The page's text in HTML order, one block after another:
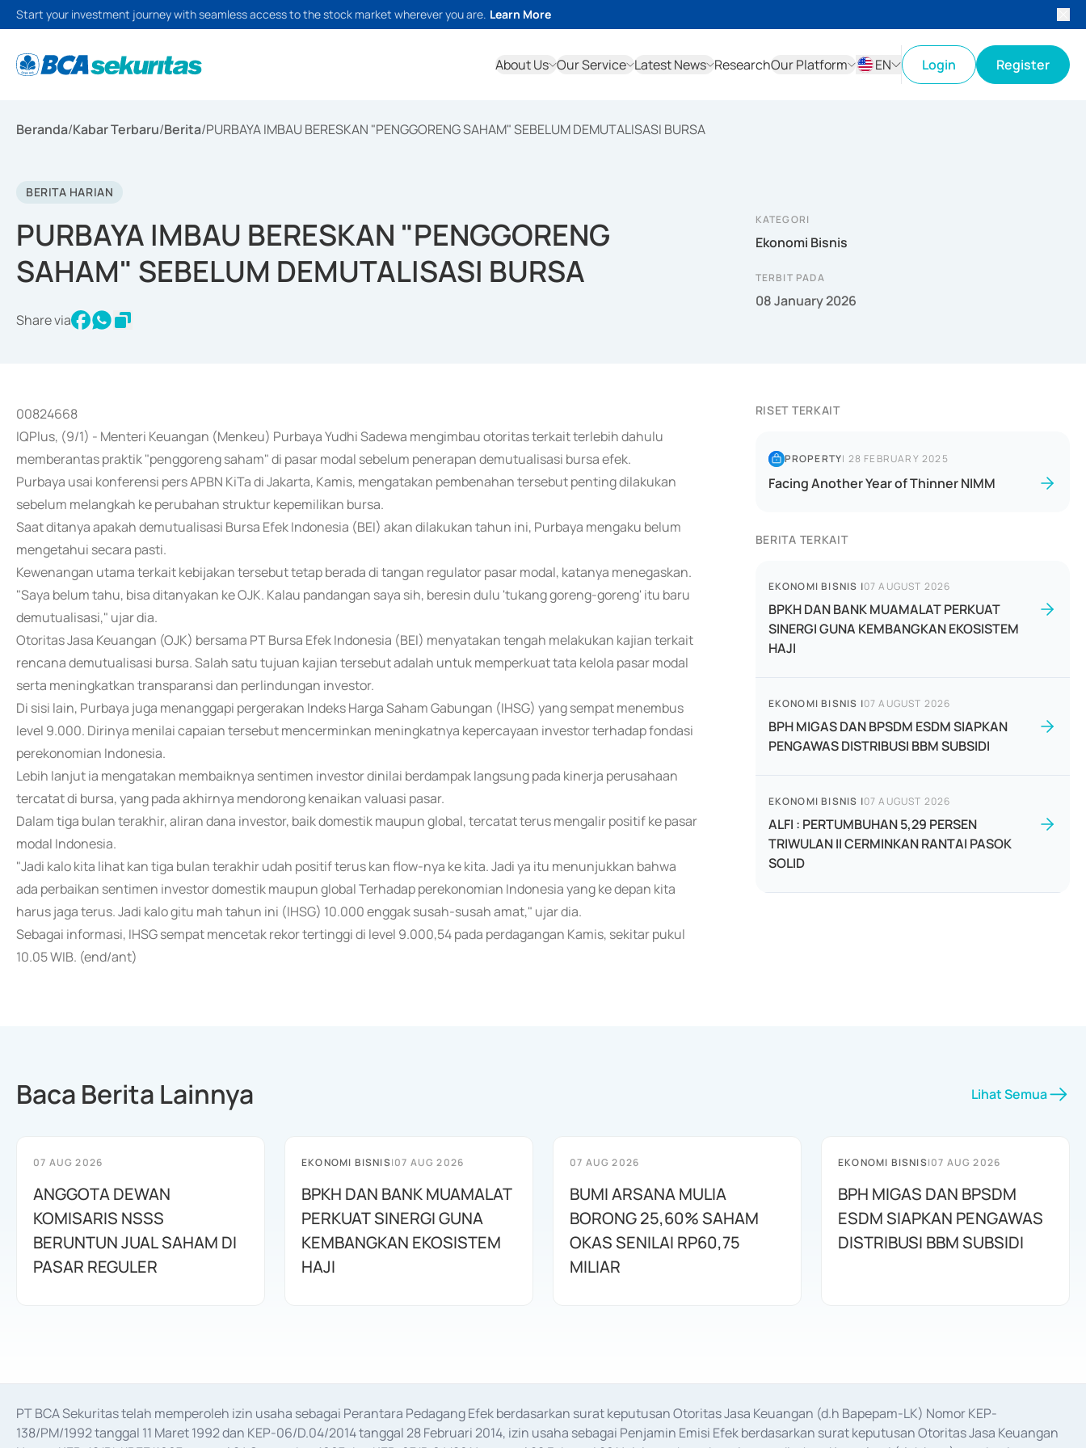
Start your investment journey with seamless access to the stock market wherever you are. Learn More
About Us Our Service Latest News ResearchOur Platform
EN
Login Register
Beranda/Kabar Terbaru/Berita/PURBAYA IMBAU BERESKAN "PENGGORENG SAHAM" SEBELUM DEMUTALISASI BURSA
BERITA HARIAN
PURBAYA IMBAU BERESKAN "PENGGORENG
SAHAM" SEBELUM DEMUTALISASI BURSA
Share via
KATEGORI
Ekonomi Bisnis
TERBIT PADA
08 January 2026
00824668
IQPlus, (9/1) - Menteri Keuangan (Menkeu) Purbaya Yudhi Sadewa mengimbau otoritas terkait terlebih dahulu
memberantas praktik "penggoreng saham" di pasar modal sebelum penerapan demutualisasi bursa efek.
Purbaya usai konferensi pers APBN KiTa di Jakarta, Kamis, mengatakan pembenahan tersebut penting dilakukan
sebelum melangkah ke perubahan struktur kepemilikan bursa.
Saat ditanya apakah demutualisasi Bursa Efek Indonesia (BEI) akan dilakukan tahun ini, Purbaya mengaku belum
mengetahui secara pasti.
Kewenangan utama terkait kebijakan tersebut tetap berada di tangan regulator pasar modal, katanya menegaskan.
"Saya belum tahu, bisa ditanyakan ke OJK. Kalau pandangan saya sih, beresin dulu 'tukang goreng-goreng' itu baru
demutualisasi," ujar dia.
Otoritas Jasa Keuangan (OJK) bersama PT Bursa Efek Indonesia (BEI) menyatakan tengah melakukan kajian terkait
rencana demutualisasi bursa. Salah satu tujuan kajian tersebut adalah untuk memperkuat tata kelola pasar modal
serta meningkatkan transparansi dan perlindungan investor.
Di sisi lain, Purbaya juga menanggapi pergerakan Indeks Harga Saham Gabungan (IHSG) yang sempat menembus
level 9.000. Dirinya menilai capaian tersebut mencerminkan meningkatnya kepercayaan investor terhadap fondasi
perekonomian Indonesia.
Lebih lanjut ia mengatakan membaiknya sentimen investor dinilai berdampak langsung pada kinerja perusahaan
tercatat di bursa, yang pada akhirnya mendorong kenaikan valuasi pasar.
Dalam tiga bulan terakhir, aliran dana investor, baik domestik maupun global, tercatat terus mengalir positif ke pasar
modal Indonesia.
"Jadi kalo kita lihat kan tiga bulan terakhir udah positif terus kan flow-nya ke kita. Jadi ya itu menunjukkan bahwa
ada perbaikan sentimen investor domestik maupun global Terhadap perekonomian Indonesia yang ke depan kita
harus jaga terus. Jadi kalo gitu mah tahun ini (IHSG) 10.000 enggak susah-susah amat," ujar dia.
Sebagai informasi, IHSG sempat mencetak rekor tertinggi di level 9.000,54 pada perdagangan Kamis, sekitar pukul
10.05 WIB. (end/ant)
RISET TERKAIT
PROPERTY| 28 FEBRUARY 2025
Facing Another Year of Thinner NIMM
BERITA TERKAIT
EKONOMI BISNIS |07 AUGUST 2026
BPKH DAN BANK MUAMALAT PERKUAT
SINERGI GUNA KEMBANGKAN EKOSISTEM
HAJI
EKONOMI BISNIS |07 AUGUST 2026
BPH MIGAS DAN BPSDM ESDM SIAPKAN
PENGAWAS DISTRIBUSI BBM SUBSIDI
EKONOMI BISNIS |07 AUGUST 2026
ALFI : PERTUMBUHAN 5,29 PERSEN
TRIWULAN II CERMINKAN RANTAI PASOK
SOLID
Baca Berita Lainnya Lihat Semua
07 AUG 2026
ANGGOTA DEWAN
KOMISARIS NSSS
BERUNTUN JUAL SAHAM DI
PASAR REGULER
EKONOMI BISNIS|07 AUG 2026
BPKH DAN BANK MUAMALAT
PERKUAT SINERGI GUNA
KEMBANGKAN EKOSISTEM
HAJI
07 AUG 2026
BUMI ARSANA MULIA
BORONG 25,60% SAHAM
OKAS SENILAI RP60,75
MILIAR
EKONOMI BISNIS|07 AUG 2026
BPH MIGAS DAN BPSDM
ESDM SIAPKAN PENGAWAS
DISTRIBUSI BBM SUBSIDI
PT BCA Sekuritas telah memperoleh izin usaha sebagai Perantara Pedagang Efek berdasarkan surat keputusan Otoritas Jasa Keuangan (d.h Bapepam-LK) Nomor KEP-
138/PM/1992 tanggal 11 Maret 1992 dan KEP-06/D.04/2014 tanggal 28 Februari 2014, izin usaha sebagai Penjamin Emisi Efek berdasarkan surat keputusan Otoritas Jasa Keuangan